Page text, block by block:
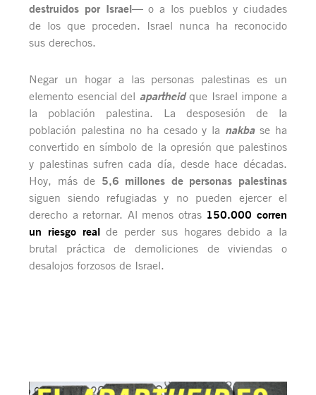
destruidos por Israel— o a los pueblos y ciudades
de los que proceden. Israel nunca ha reconocido
sus derechos.
Negar un hogar a las personas palestinas es un
elemento esencial del apartheidque Israel impone a
la población palestina. La desposesión de la
población palestina no ha cesado y la nakba se ha
convertido en símbolo de la opresión que palestinos
y palestinas sufren cada día, desde hace décadas.
Hoy, más de 5,6 millones de personas palestinas
siguen siendo refugiadas y no pueden ejercer el
derecho a retornar. Al menos otras 150.000 corren
un riesgo realde perder sus hogares debido a la
brutal práctica de demoliciones de viviendas o
desalojos forzosos de Israel.